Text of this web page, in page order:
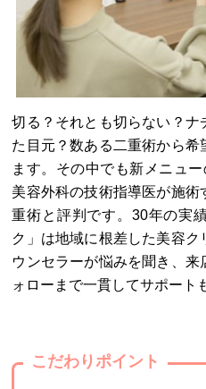
切る？それとも切らない？ナ
た目元？数ある二重術から希
ます。その中でも新メニュ
美容外科の技術指導医が施
重術と評判です。30年の実
ク」は地域に根差した美容
ウンセラーが悩みを聞き、
ォローまで一貫してサポート
こだわりポイント